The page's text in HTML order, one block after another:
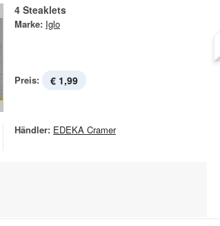
4 Steaklets
Marke: Iglo
Preis: € 1,99
Händler: EDEKA Cramer